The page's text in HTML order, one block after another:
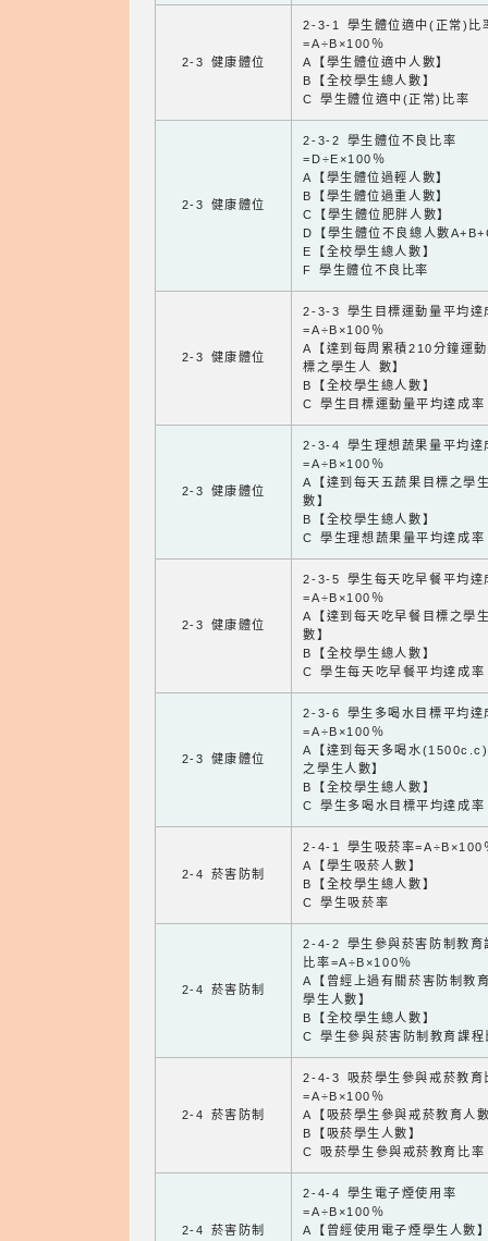
2-3 健康體位
2-3-1 學生體位適中(正常)比
=A÷B×100％
A【學生體位適中人數】
B【全校學生總人數】
C 學生體位適中(正常)比率
2-3 健康體位
2-3-2 學生體位不良比率
=D÷E×100％
A【學生體位過輕人數】
B【學生體位過重人數】
C【學生體位肥胖人數】
D【學生體位不良總人數
E【全校學生總人數】
F 學生體位不良比率
2-3 健康體位
2-3-3 學生目標運動量平均達
=A÷B×100％
A【達到每周累積210分鐘運
標之學生人 數】
B【全校學生總人數】
C 學生目標運動量平均達成率
2-3 健康體位
2-3-4 學生理想蔬果量平均達
=A÷B×100％
A【達到每天五蔬果目標之學
數】
B【全校學生總人數】
C 學生理想蔬果量平均達成率
2-3 健康體位
2-3-5 學生每天吃早餐平均達
=A÷B×100％
A【達到每天吃早餐目標之學
數】
B【全校學生總人數】
C 學生每天吃早餐平均達成率
2-3 健康體位
2-3-6 學生多喝水目標平均達
=A÷B×100％
A【達到每天多喝水
之學生人數】
B【全校學生總人數】
C 學生多喝水目標平均達成率
2-4 菸害防制
2-4-1 學生吸菸率=A÷B×100
A【學生吸菸人數】
B【全校學生總人數】
C 學生吸菸率
2-4 菸害防制
2-4-2 學生參與菸害防制教育
比率=A÷B×100％
A【曾經上過有關菸害防制教
學生人數】
B【全校學生總人數】
C 學生參與菸害防制教育課程
2-4 菸害防制
2-4-3 吸菸學生參與戒菸教育
=A÷B×100％
A【吸菸學生參與戒菸教育人
B【吸菸學生人數】
C 吸菸學生參與戒菸教育比率
2-4 菸害防制
2-4-4 學生電子煙使用率
=A÷B×100％
A【曾經使用電子煙學生人數